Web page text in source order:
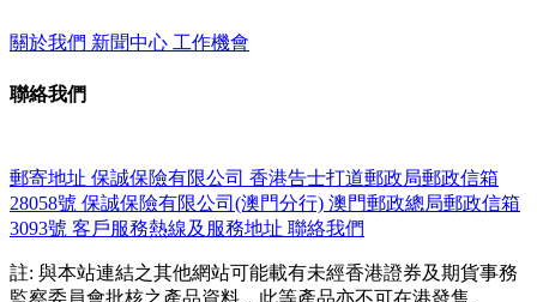
關於我們 新聞中心 工作機會
聯絡我們
郵寄地址 保誠保險有限公司 香港告士打道郵政局郵政信箱
28058號 保誠保險有限公司(澳門分行) 澳門郵政總局郵政信箱
3093號 客戶服務熱線及服務地址 聯絡我們
註: 與本站連結之其他網站可能載有未經香港證券及期貨事務
監察委員會批核之產品資料，此等產品亦不可在港發售。